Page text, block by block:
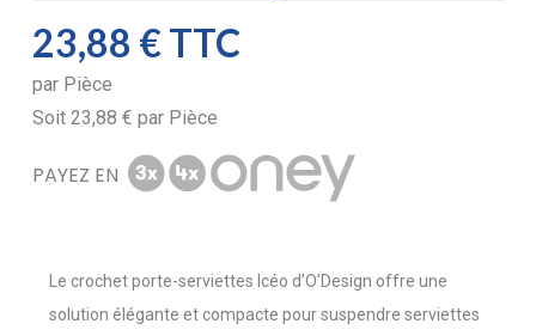
23,88 €TTC
par Pièce
Soit 23,88 € par Pièce
PAYEZ EN
Le crochet porte-serviettes Icéo d’O’Design offre une
solution élégante et compacte pour suspendre serviettes